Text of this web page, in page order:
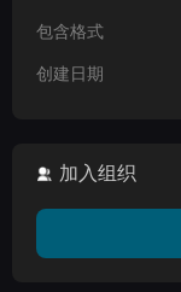
包含格式
创建日期
加入组织